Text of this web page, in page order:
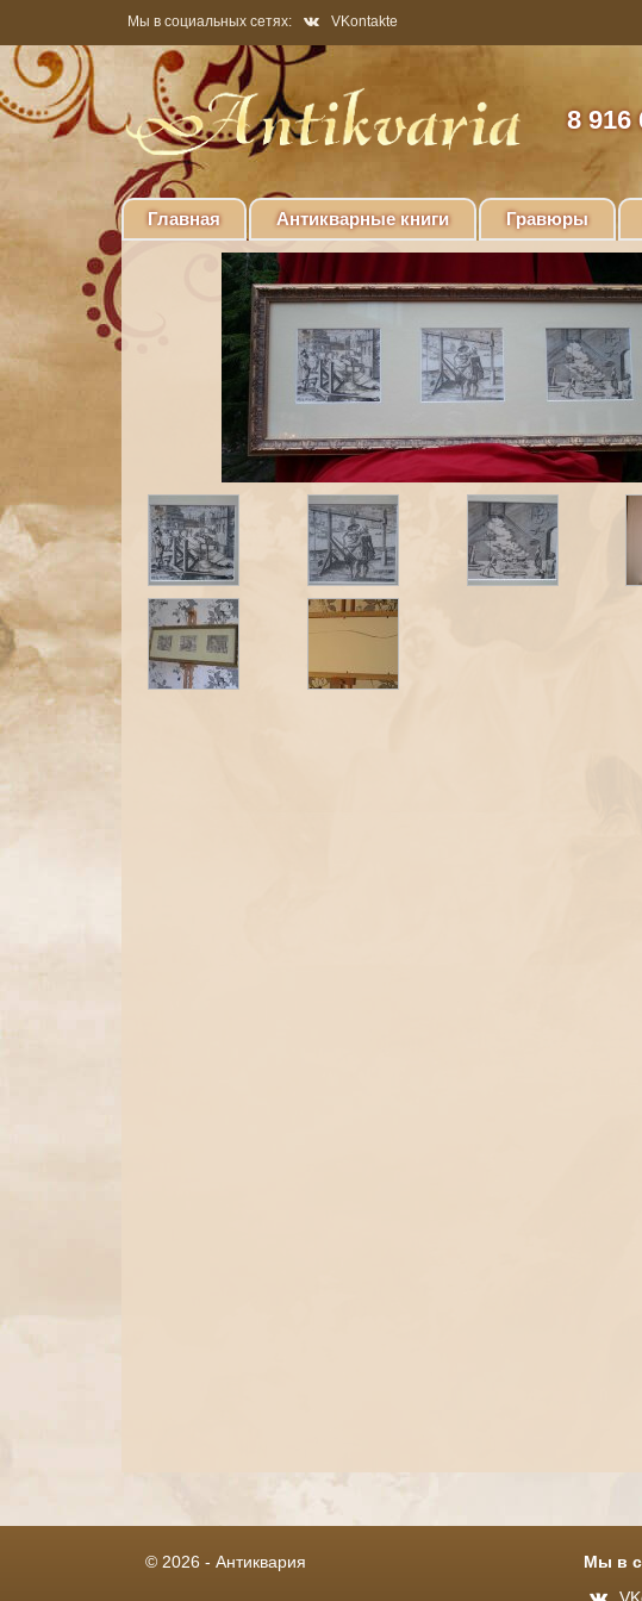
Мы в социальных сетях: VKontakte
8 916
Главная Антикварные книги Гравюры
© 2026 - Антиквария
Мы в